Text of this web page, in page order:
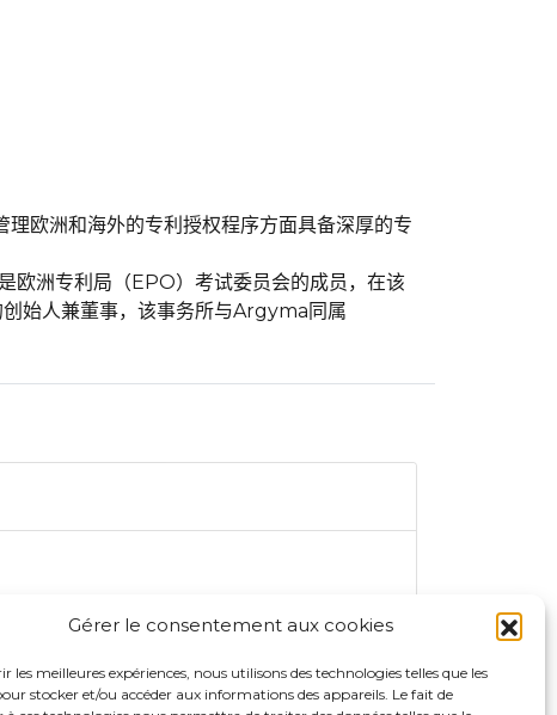
Gérer le consentement aux cookies
les meilleures expériences, nous utilisons des technologies telles que les
stocker et/ou accéder aux informations des appareils. Le fait de
欧洲和海外的专利授权程序方面具备深厚的专
洲专利局（EPO）考试委员会的成员，在该
始人兼董事，该事务所与Argyma同属